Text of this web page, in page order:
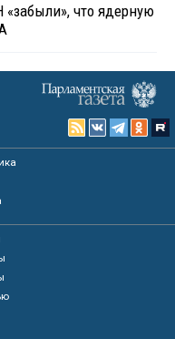
что ядерную